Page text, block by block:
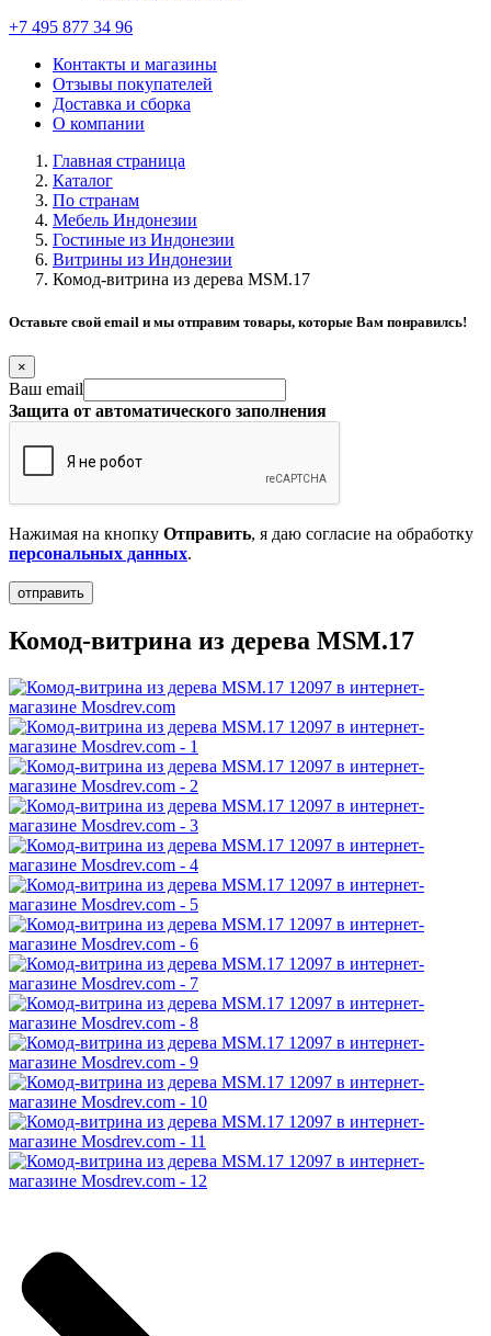
+7 495 877 34 96
Контакты и магазины
Отзывы покупателей
Доставка и сборка
О компании
Главная страница
Каталог
По странам
Мебель Индонезии
Гостиные из Индонезии
Витрины из Индонезии
Комод-витрина из дерева MSM.17
Оставьте свой email и мы отправим товары, которые Вам понравилсь!
×
Ваш email
Защита от автоматического заполнения
Нажимая на кнопку Отправить, я даю согласие на обработку
персональных данных.
Комод-витрина из дерева MSM.17